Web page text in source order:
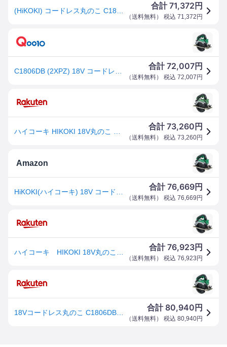
合計71,372 円
（送料無料） 税込 71,372 円
合計72,007円
（送料無料） 税込 72,007 円
合計73,260 円
（送料無料） 税込 73,260円
Amazon
合計76,669円
（送料無料） 税込 76,669 円
合計76,923円
（送料無料） 税込 76,923 円
合計 80,940 円
（送料無料） 税込 80,940円